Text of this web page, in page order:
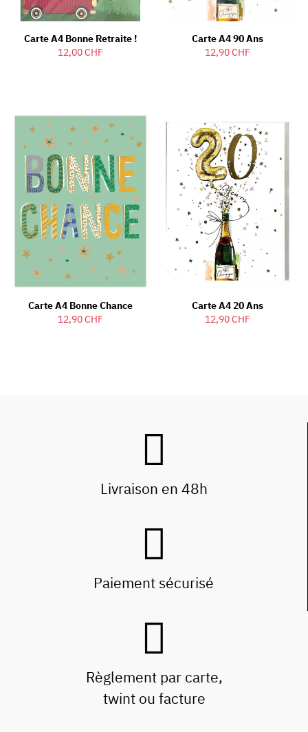
Carte A4 Bonne Retraite !
12,00 CHF
Carte A4 90 Ans
12,90 CHF
Carte A4 Bonne Chance
12,90 CHF
Carte A4 20 Ans
12,90 CHF
Livraison en 48h
Paiement sécurisé
Règlement par carte,
twint ou facture